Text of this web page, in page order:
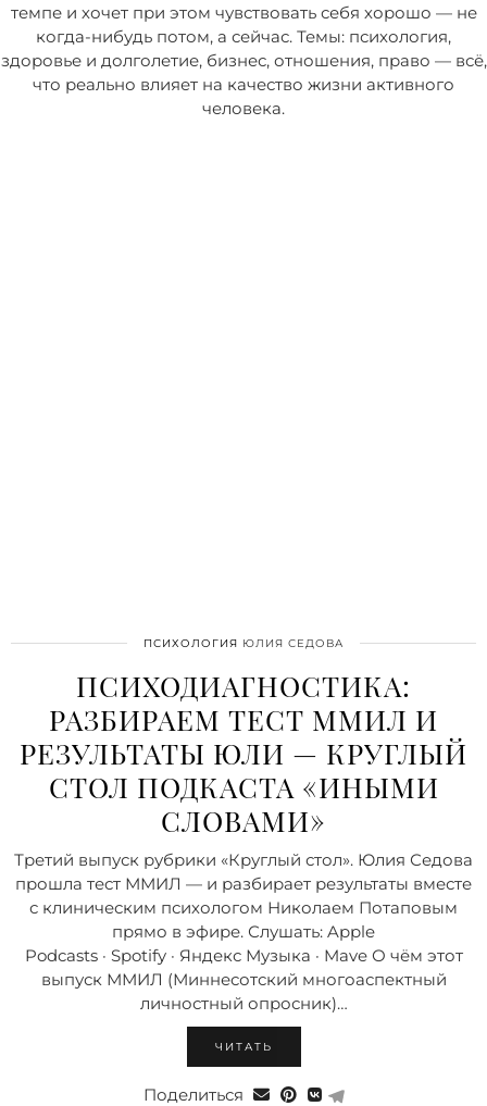
темпе и хочет при этом чувствовать себя хорошо — не
когда-нибудь потом, а сейчас. Темы: психология,
здоровье и долголетие, бизнес, отношения, право — всё,
что реально влияет на качество жизни активного
человека.
ПСИХОЛОГИЯ ЮЛИЯ СЕДОВА
ПСИХОДИАГНОСТИКА:
РАЗБИРАЕМ ТЕСТ ММИЛ И
РЕЗУЛЬТАТЫ ЮЛИ — КРУГЛЫЙ
СТОЛ ПОДКАСТА «ИНЫМИ
СЛОВАМИ»
Третий выпуск рубрики «Круглый стол». Юлия Седова
прошла тест ММИЛ — и разбирает результаты вместе
с клиническим психологом Николаем Потаповым
прямо в эфире. Слушать: Apple
Podcasts · Spotify · Яндекс Музыка · Mave О чём этот
выпуск ММИЛ (Миннесотский многоаспектный
личностный опросник)…
ЧИТАТЬ
Поделиться